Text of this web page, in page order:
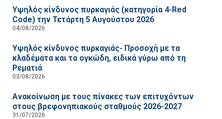
Υψηλός κίνδυνος πυρκαγιάς (κατηγορία 4-Red
Code) την Τετάρτη 5 Αυγούστου 2026
04/08/2026
Υψηλός κίνδυνος πυρκαγιάς- Προσοχή με τα
κλαδέματα και τα ογκώδη, ειδικά γύρω από τη
Ρεματιά
03/08/2026
Ανακοίνωση με τους πίνακες των επιτυχόντων
στους βρεφονηπιακούς σταθμούς 2026-2027
31/07/2026